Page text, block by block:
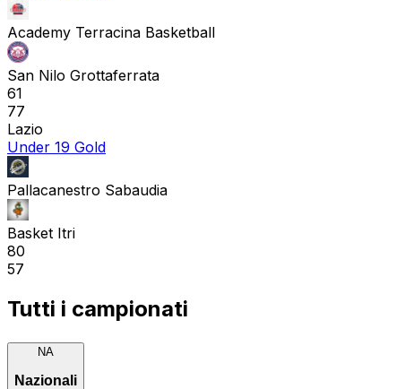
Academy Terracina Basketball
San Nilo Grottaferrata
61
77
Lazio
Under 19 Gold
Pallacanestro Sabaudia
Basket Itri
80
57
Tutti i campionati
NA
Nazionali